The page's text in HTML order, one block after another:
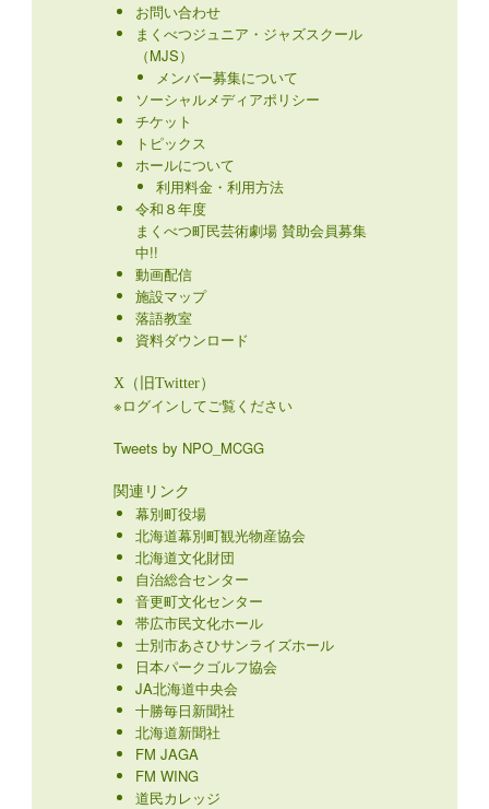
お問い合わせ
まくべつジュニア・ジャズスクール
（MJS）
メンバー募集について
ソーシャルメディアポリシー
チケット
トピックス
ホールについて
利用料金・利用方法
令和８年度
まくべつ町民芸術劇場 賛助会員募集
中!!
動画配信
施設マップ
落語教室
資料ダウンロード
X（旧Twitter）
※ログインしてご覧ください
Tweets by NPO_MCGG
関連リンク
幕別町役場
北海道幕別町観光物産協会
北海道文化財団
自治総合センター
音更町文化センター
帯広市民文化ホール
士別市あさひサンライズホール
日本パークゴルフ協会
JA北海道中央会
十勝毎日新聞社
北海道新聞社
FM JAGA
FM WING
道民カレッジ